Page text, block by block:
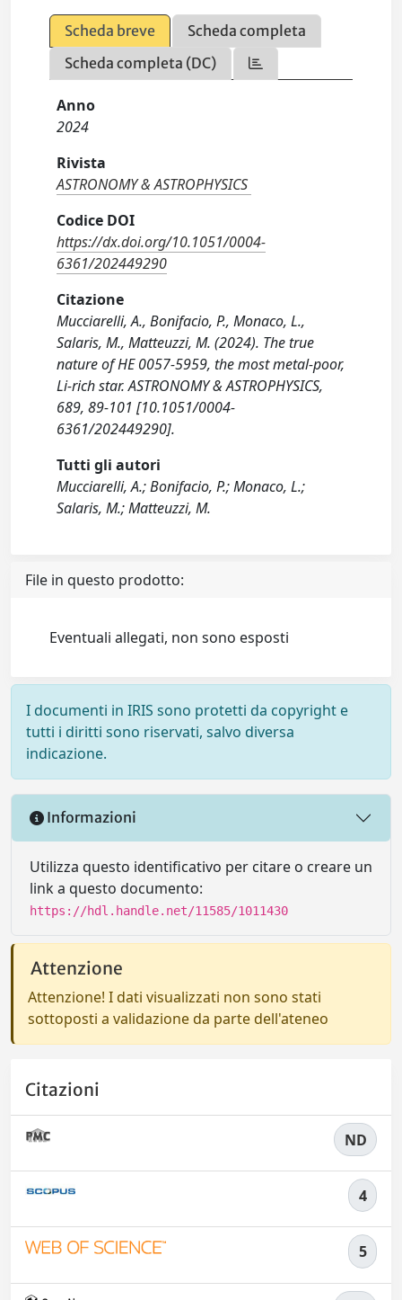
Scheda breve
Scheda completa
Scheda completa (DC)
Anno
2024
Rivista
ASTRONOMY & ASTROPHYSICS
Codice DOI
https://dx.doi.org/10.1051/0004-
6361/202449290
Citazione
Mucciarelli, A., Bonifacio, P., Monaco, L.,
Salaris, M., Matteuzzi, M. (2024). The true
nature of HE 0057-5959, the most metal-poor,
Li-rich star. ASTRONOMY & ASTROPHYSICS,
689, 89-101 [10.1051/0004-
6361/202449290].
Tutti gli autori
Mucciarelli, A.; Bonifacio, P.; Monaco, L.;
Salaris, M.; Matteuzzi, M.
File in questo prodotto:
Eventuali allegati, non sono esposti
I documenti in IRIS sono protetti da copyright e
tutti i diritti sono riservati, salvo diversa
indicazione.
Informazioni
Utilizza questo identificativo per citare o creare un
link a questo documento:
https://hdl.handle.net/11585/1011430
Attenzione
Attenzione! I dati visualizzati non sono stati
sottoposti a validazione da parte dell'ateneo
Citazioni
ND
4
5